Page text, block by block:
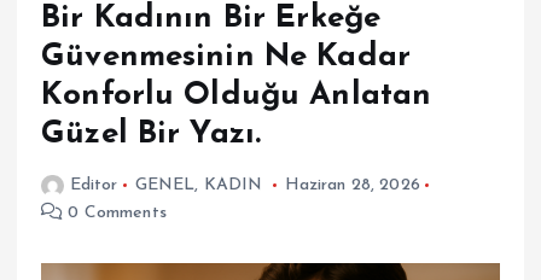
Bir Kadının Bir Erkeğe
Güvenmesinin Ne Kadar
Konforlu Olduğu Anlatan
Güzel Bir Yazı.
Editor GENEL, KADIN
Haziran 28, 2026
0 Comments